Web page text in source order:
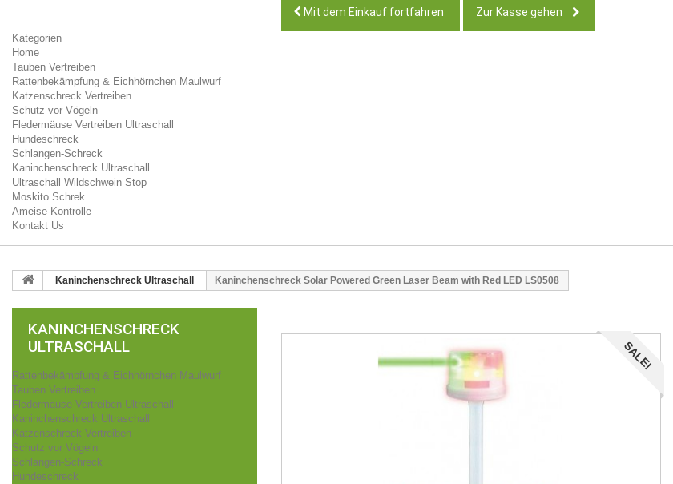
Mit dem Einkauf fortfahren Zur Kasse gehen
Kategorien
Home
Tauben Vertreiben
Rattenbekämpfung & Eichhörnchen Maulwurf
Katzenschreck Vertreiben
Schutz vor Vögeln
Fledermäuse Vertreiben Ultraschall
Hundeschreck
Schlangen-Schreck
Kaninchenschreck Ultraschall
Ultraschall Wildschwein Stop
Moskito Schrek
Ameise-Kontrolle
Kontakt Us
Kaninchenschreck Ultraschall Kaninchenschreck Solar Powered Green Laser Beam with Red LED LS0508
KANINCHENSCHRECK
ULTRASCHALL
Rattenbekämpfung & Eichhörnchen Maulwurf
Tauben Vertreiben
Fledermäuse Vertreiben Ultraschall
Kaninchenschreck Ultraschall
Katzenschreck Vertreiben
Schutz vor Vögeln
Schlangen-Schreck
Hundeschreck
SALE!